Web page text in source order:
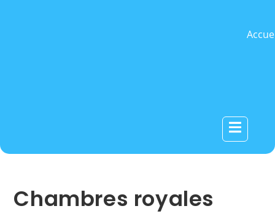
Hamburger
Chambres royales